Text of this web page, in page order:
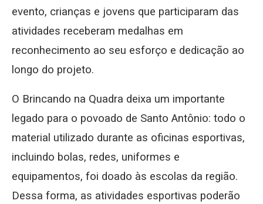
evento, crianças e jovens que participaram das
atividades receberam medalhas em
reconhecimento ao seu esforço e dedicação ao
longo do projeto.
O Brincando na Quadra deixa um importante
legado para o povoado de Santo Antônio: todo o
material utilizado durante as oficinas esportivas,
incluindo bolas, redes, uniformes e
equipamentos, foi doado às escolas da região.
Dessa forma, as atividades esportivas poderão